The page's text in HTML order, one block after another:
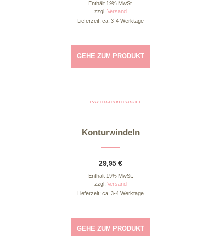
Enthält 19% MwSt.
zzgl. Versand
Lieferzeit: ca. 3-4 Werktage
GEHE ZUM PRODUKT
Dieses Produkt weist mehrere Varianten auf. Die Optionen können auf der Produktseite gewählt werden
Konturwindeln
29,95 €
Enthält 19% MwSt.
zzgl. Versand
Lieferzeit: ca. 3-4 Werktage
GEHE ZUM PRODUKT